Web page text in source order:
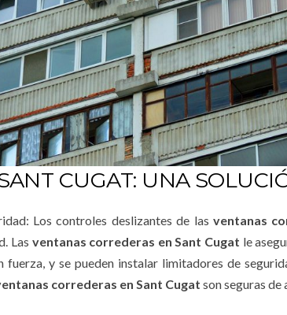
CUGAT: UNA
Los controles deslizantes de las ventanas
Las ventanas correderas en Sant Cugat le
y se pueden instalar limitadores de
correderas en Sant Cugat son seguras de